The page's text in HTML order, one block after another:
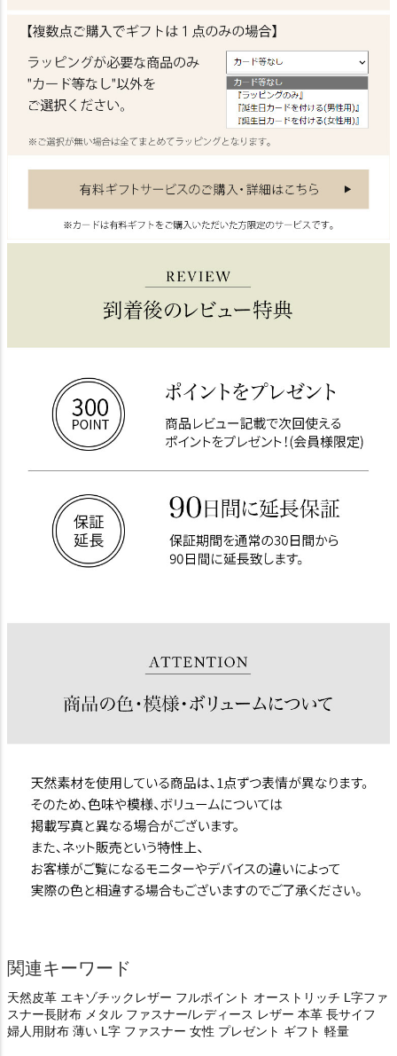
関連キーワード
天然皮革 エキゾチックレザー フルポイント オーストリッチ L字ファ
スナー長財布 メタル ファスナー/レディース レザー 本革 長サイフ
婦人用財布 薄い L字 ファスナー 女性 プレゼント ギフト 軽量